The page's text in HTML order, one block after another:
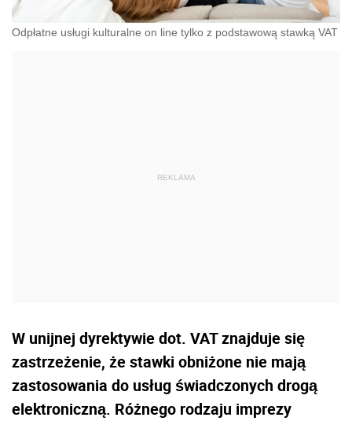
Odpłatne usługi kulturalne on line tylko z podstawową stawką VAT
W unijnej dyrektywie dot. VAT znajduje się
zastrzeżenie, że stawki obniżone nie mają
zastosowania do usług świadczonych drogą
elektroniczną. Różnego rodzaju imprezy